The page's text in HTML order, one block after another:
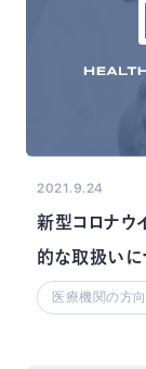
2021.9.24
新型コロナウ
的な取扱いに
医療機関の方